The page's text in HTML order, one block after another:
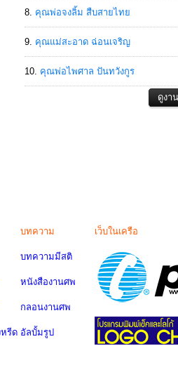
คุณพ่อจงลิ้ม สืบสายไทย
คุณแม่สะอาด ฉ่อนเจริญ
คุณพ่อไพศาล ปันทวังกูร
รีด
บทความ
บทความมีสติ
หนังสืองานศพ
กลอนงานศพ
อัลบั้มรูป
เว็บในเครือ